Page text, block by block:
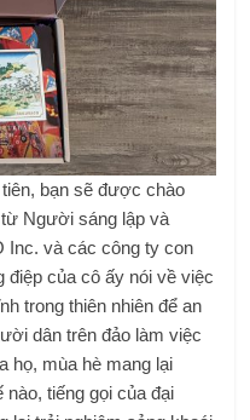
bạn sẽ được chào
Người sáng lập và
Inc. và các công ty con
điệp của cô ấy nói về việc
trong thiên nhiên để an
dân trên đảo làm việc
họ, mùa hè mang lại
tiếng gọi của đại